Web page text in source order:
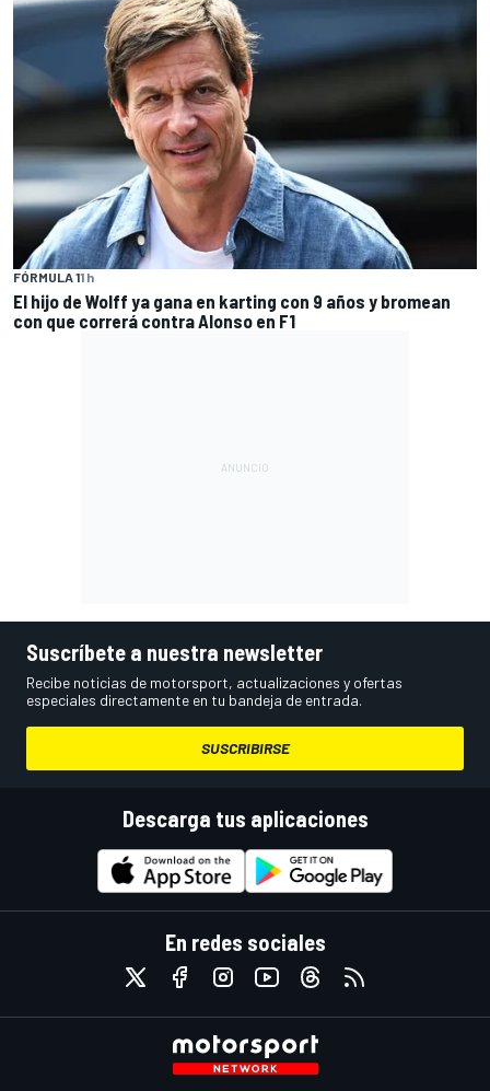
FÓRMULA 11 h
El hijo de Wolff ya gana en karting con 9 años y bromean
con que correrá contra Alonso en F1
Suscríbete a nuestra newsletter
Recibe noticias de motorsport, actualizaciones y ofertas
especiales directamente en tu bandeja de entrada.
SUSCRIBIRSE
Descarga tus aplicaciones
En redes sociales